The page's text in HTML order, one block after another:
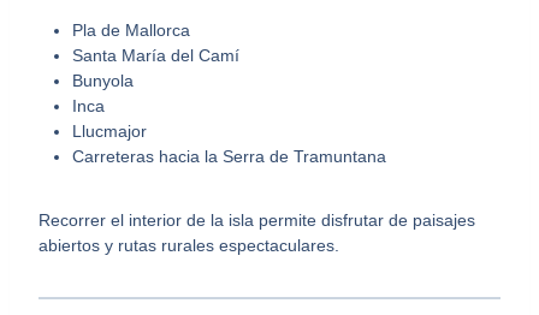
Pla de Mallorca
Santa María del Camí
Bunyola
Inca
Llucmajor
Carreteras hacia la Serra de Tramuntana
Recorrer el interior de la isla permite disfrutar de paisajes
abiertos y rutas rurales espectaculares.